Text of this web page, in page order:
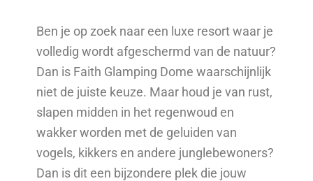
Ben je op zoek naar een luxe resort waar je
volledig wordt afgeschermd van de natuur?
Dan is Faith Glamping Dome waarschijnlijk
niet de juiste keuze. Maar houd je van rust,
slapen midden in het regenwoud en
wakker worden met de geluiden van
vogels, kikkers en andere junglebewoners?
Dan is dit een bijzondere plek die jouw